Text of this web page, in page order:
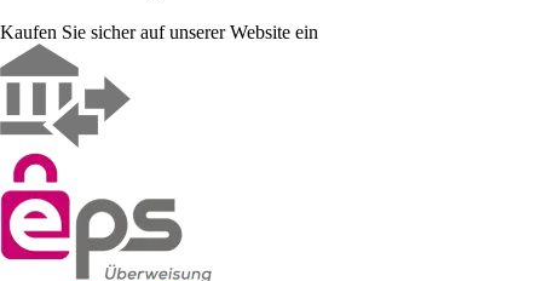
Kaufen Sie sicher auf unserer Website ein